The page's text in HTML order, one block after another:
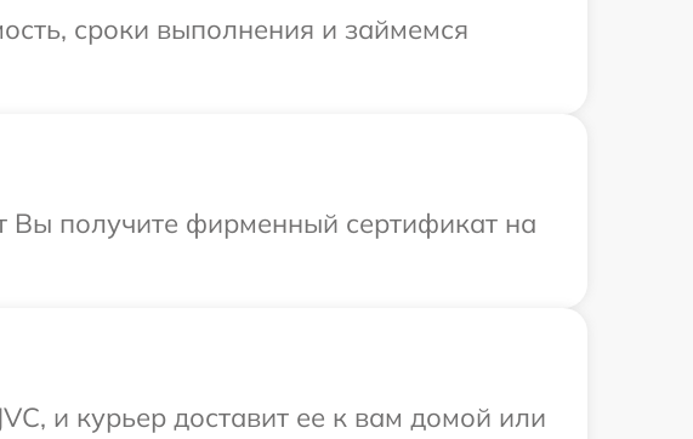
сроки выполнения и займемся
Вы получите фирменный сертификат на
и курьер доставит ее к вам домой или